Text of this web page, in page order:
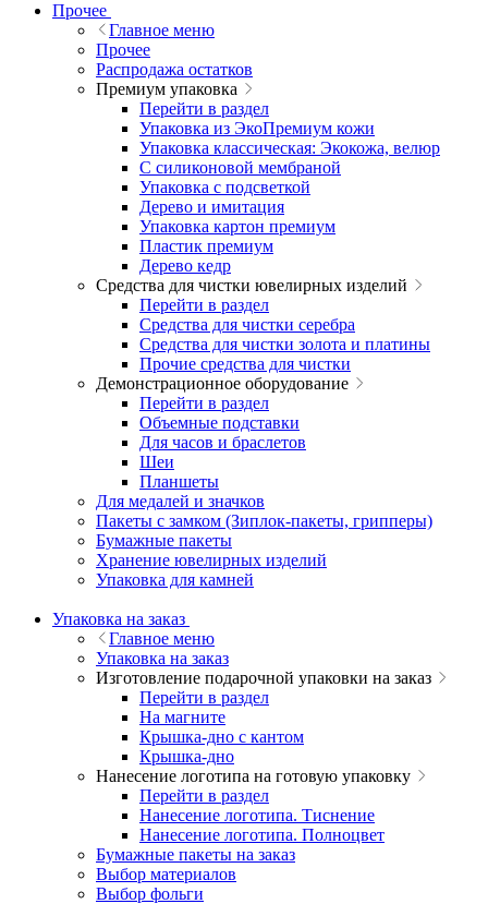
Прочее
Главное меню
Прочее
Распродажа остатков
Премиум упаковка
Перейти в раздел
Упаковка из ЭкоПремиум кожи
Упаковка классическая: Экокожа, велюр
С силиконовой мембраной
Упаковка с подсветкой
Дерево и имитация
Упаковка картон премиум
Пластик премиум
Дерево кедр
Средства для чистки ювелирных изделий
Перейти в раздел
Средства для чистки серебра
Средства для чистки золота и платины
Прочие средства для чистки
Демонстрационное оборудование
Перейти в раздел
Объемные подставки
Для часов и браслетов
Шеи
Планшеты
Для медалей и значков
Пакеты с замком (Зиплок-пакеты, грипперы)
Бумажные пакеты
Хранение ювелирных изделий
Упаковка для камней
Упаковка на заказ
Главное меню
Упаковка на заказ
Изготовление подарочной упаковки на заказ
Перейти в раздел
На магните
Крышка-дно с кантом
Крышка-дно
Нанесение логотипа на готовую упаковку
Перейти в раздел
Нанесение логотипа. Тиснение
Нанесение логотипа. Полноцвет
Бумажные пакеты на заказ
Выбор материалов
Выбор фольги